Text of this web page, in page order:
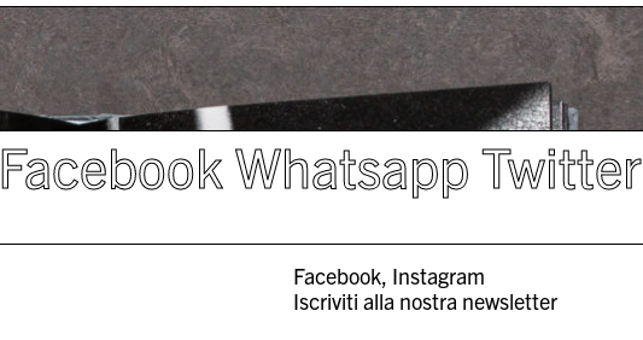
FacebookWhatsappTwitter
Facebook Instagram
Iscriviti alla nostra newsletter